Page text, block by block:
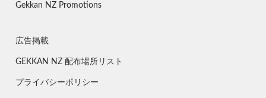
Gekkan NZ Promotions
広告掲載
GEKKAN NZ 配布場所リスト
プライバシーポリシー